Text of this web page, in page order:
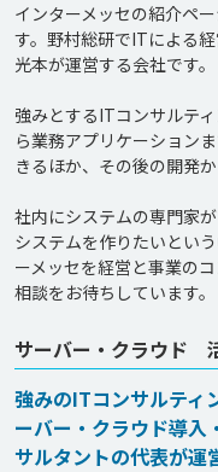
インターメッセの紹介ペ
す。野村総研でITによる
光本が運営する会社です。
強みとするITコンサルテ
ら業務アプリケーション
きるほか、その後の開発
社内にシステムの専門家
システムを作りたいとい
ーメッセを経営と事業の
相談をお待ちしています。
サーバー・クラウド
強みのITコンサルティ
ーバー・クラウド導入
サルタントの代表が運